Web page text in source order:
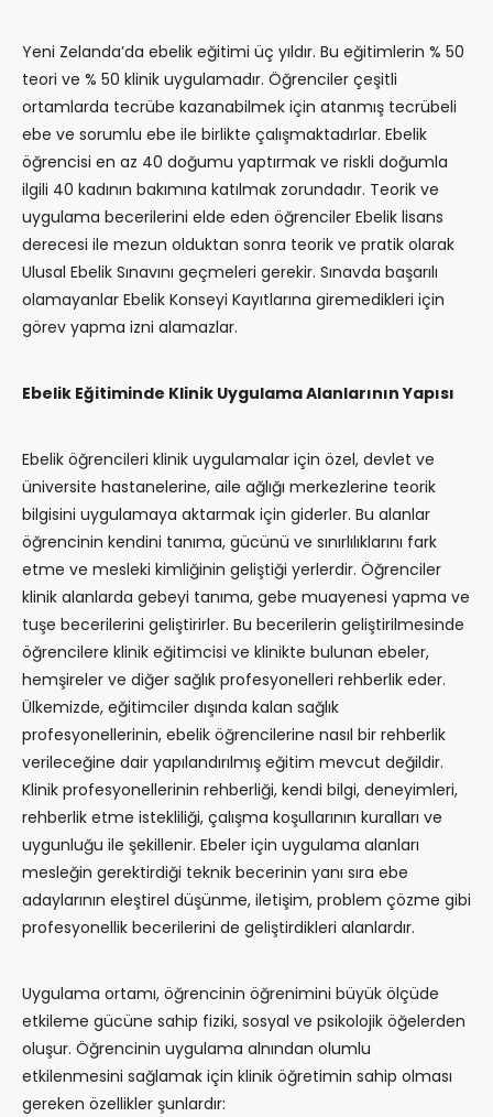
Yeni Zelanda’da ebelik eğitimi üç yıldır. Bu eğitimlerin % 50
teori ve % 50 klinik uygulamadır. Öğrenciler çeşitli
ortamlarda tecrübe kazanabilmek için atanmış tecrübeli
ebe ve sorumlu ebe ile birlikte çalışmaktadırlar. Ebelik
öğrencisi en az 40 doğumu yaptırmak ve riskli doğumla
ilgili 40 kadının bakımına katılmak zorundadır. Teorik ve
uygulama becerilerini elde eden öğrenciler Ebelik lisans
derecesi ile mezun olduktan sonra teorik ve pratik olarak
Ulusal Ebelik Sınavını geçmeleri gerekir. Sınavda başarılı
olamayanlar Ebelik Konseyi Kayıtlarına giremedikleri için
görev yapma izni alamazlar.
Ebelik Eğitiminde Klinik Uygulama Alanlarının Yapısı
Ebelik öğrencileri klinik uygulamalar için özel, devlet ve
üniversite hastanelerine, aile ağlığı merkezlerine teorik
bilgisini uygulamaya aktarmak için giderler. Bu alanlar
öğrencinin kendini tanıma, gücünü ve sınırlılıklarını fark
etme ve mesleki kimliğinin geliştiği yerlerdir. Öğrenciler
klinik alanlarda gebeyi tanıma, gebe muayenesi yapma ve
tuşe becerilerini geliştirirler. Bu becerilerin geliştirilmesinde
öğrencilere klinik eğitimcisi ve klinikte bulunan ebeler,
hemşireler ve diğer sağlık profesyonelleri rehberlik eder.
Ülkemizde, eğitimciler dışında kalan sağlık
profesyonellerinin, ebelik öğrencilerine nasıl bir rehberlik
verileceğine dair yapılandırılmış eğitim mevcut değildir.
Klinik profesyonellerinin rehberliği, kendi bilgi, deneyimleri,
rehberlik etme istekliliği, çalışma koşullarının kuralları ve
uygunluğu ile şekillenir. Ebeler için uygulama alanları
mesleğin gerektirdiği teknik becerinin yanı sıra ebe
adaylarının eleştirel düşünme, iletişim, problem çözme gibi
profesyonellik becerilerini de geliştirdikleri alanlardır.
Uygulama ortamı, öğrencinin öğrenimini büyük ölçüde
etkileme gücüne sahip fiziki, sosyal ve psikolojik öğelerden
oluşur. Öğrencinin uygulama alnından olumlu
etkilenmesini sağlamak için klinik öğretimin sahip olması
gereken özellikler şunlardır: